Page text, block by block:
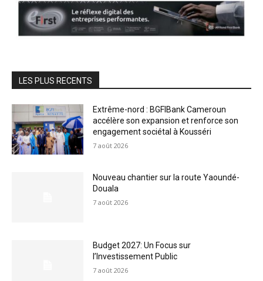
LES PLUS RECENTS
Extrême-nord : BGFIBank Cameroun
accélère son expansion et renforce son
engagement sociétal à Kousséri
7 août 2026
Nouveau chantier sur la route Yaoundé-
Douala
7 août 2026
Budget 2027: Un Focus sur
l’Investissement Public
7 août 2026